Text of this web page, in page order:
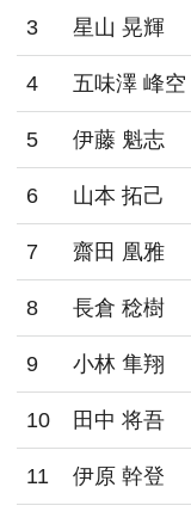
3 星山 晃輝
4 五味澤 峰空
5 伊藤 魁志
6 山本 拓己
7 齋田 凰雅
8 長倉 稔樹
9 小林 隼翔
10 田中 将吾
11 伊原 幹登